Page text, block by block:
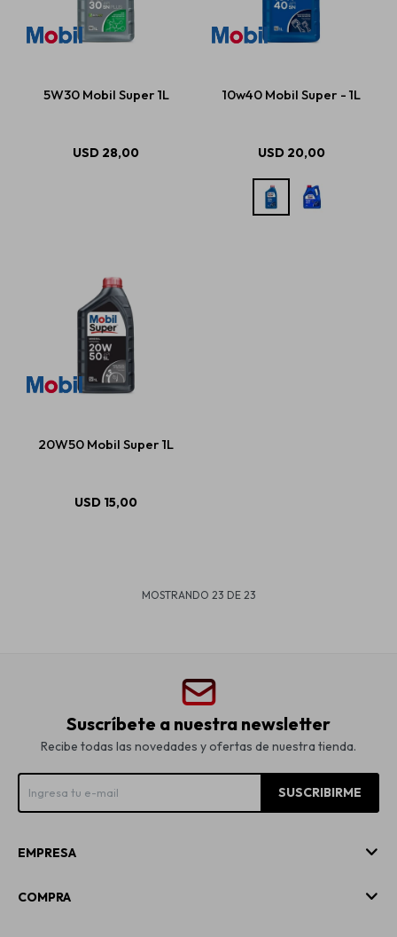
5W30 Mobil Super 1L
USD 28,00
10w40 Mobil Super - 1L
USD 20,00
20W50 Mobil Super 1L
USD 15,00
MOSTRANDO 23 DE 23
Suscríbete a nuestra newsletter
Recibe todas las novedades y ofertas de nuestra tienda.
SUSCRIBIRME
EMPRESA
COMPRA